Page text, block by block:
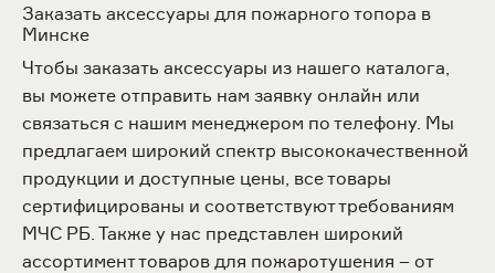
Заказать аксессуары для пожарного топора в
Минске
Чтобы заказать аксессуары из нашего каталога,
вы можете отправить нам заявку онлайн или
связаться с нашим менеджером по телефону. Мы
предлагаем широкий спектр высококачественной
продукции и доступные цены, все товары
сертифицированы и соответствуют требованиям
МЧС РБ. Также у нас представлен широкий
ассортимент товаров для пожаротушения – от